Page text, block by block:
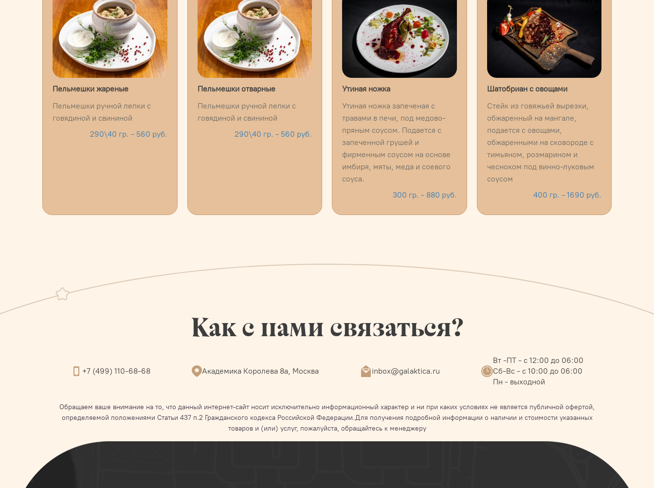
Пельмешки жареные
Пельмешки ручной лепки с
говядиной и свининой
290\40 гр. - 560 руб.
Пельмешки отварные
Пельмешки ручной лепки с
говядиной и свининой
290\40 гр. - 560 руб.
Утиная ножка
Утиная ножка запеченая с
травами в печи, под медово-
пряным соусом. Подается с
запеченной грушей и
фирменным соусом на основе
имбиря, мяты, меда и соевого
соуса.
300 гр. - 880 руб.
Шатобриан с овощами
Стейк из говяжьей вырезки,
обжаренный на мангале,
подается с овощами,
обжаренными на сковороде с
тимьяном, розмарином и
чесноком под винно-луковым
соусом
400 гр. - 1690 руб.
Как с нами связаться?
+7 (499) 110-68-68 Академика Королева 8а, Москва inbox@galaktica.ru
Вт -ПТ - с 12:00 до 06:00
Сб-Вс - с 10:00 до 06:00
Пн - выходной
Обращаем ваше внимание на то, что данный интернет-сайт носит исключительно информационный характер и ни при каких условиях не является публичной офертой,
определяемой положениями Статьи 437 п.2 Гражданского кодекса Российской Федерации.Для получения подробной информации о наличии и стоимости указанных
товаров и (или) услуг, пожалуйста, обращайтесь к менеджеру